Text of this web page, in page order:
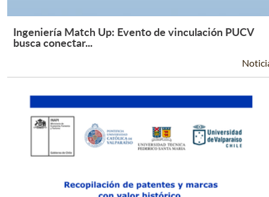
Leer Más +
Ingeniería Match Up: Evento de vinculación PUCV
busca conectar...